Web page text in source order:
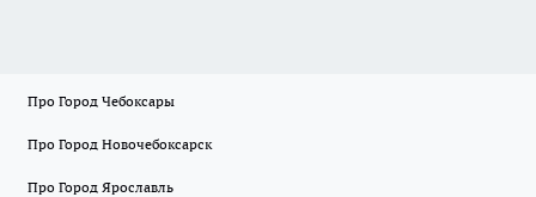
Про Город Чебоксары
Про Город Новочебоксарск
Про Город Ярославль